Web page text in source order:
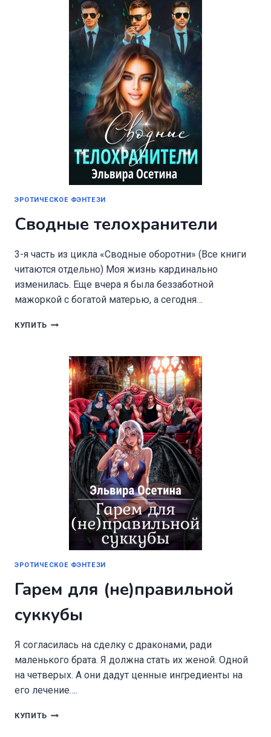
НЕЧИСТЬ…
ЭРОТИЧЕСКОЕ ФЭНТЕЗИ
Сводные телохранители
3-я часть из цикла «Сводные оборотни» (Все книги
читаются отдельно) Моя жизнь кардинально
изменилась. Еще вчера я была беззаботной
мажоркой с богатой матерью, а сегодня…
КУПИТЬ СВОДНЫЕ
ЭРОТИЧЕСКОЕ ФЭНТЕЗИ
Гарем для (не)правильной
суккубы
Я согласилась на сделку с драконами, ради
маленького брата. Я должна стать их женой. Одной
на четверых. А они дадут ценные ингредиенты на
его лечение….
КУПИТЬ ГАРЕМ